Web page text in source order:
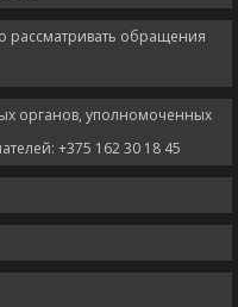
рассматривать обращения
органов, уполномоченных
+375 162 30 18 45